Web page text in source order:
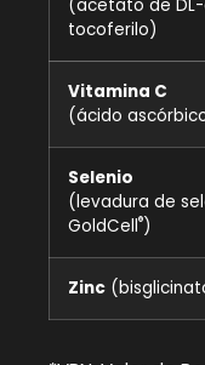
(acetato de
tocoferilo)
Vitamina C
(ácido
Selenio
(levadura de
GoldCell®)
Zinc